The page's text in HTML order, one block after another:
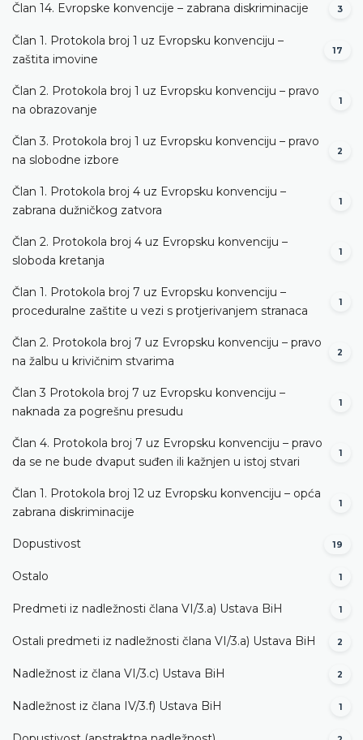
Član 14. Evropske konvencije – zabrana diskriminacije 3
Član 1. Protokola broj 1 uz Evropsku konvenciju –
zaštita imovine
17
Član 2. Protokola broj 1 uz Evropsku konvenciju – pravo
na obrazovanje
1
Član 3. Protokola broj 1 uz Evropsku konvenciju – pravo
na slobodne izbore
2
Član 1. Protokola broj 4 uz Evropsku konvenciju –
zabrana dužničkog zatvora
1
Član 2. Protokola broj 4 uz Evropsku konvenciju –
sloboda kretanja
1
Član 1. Protokola broj 7 uz Evropsku konvenciju –
proceduralne zaštite u vezi s protjerivanjem stranaca
1
Član 2. Protokola broj 7 uz Evropsku konvenciju – pravo
na žalbu u krivičnim stvarima
2
Član 3 Protokola broj 7 uz Evropsku konvenciju –
naknada za pogrešnu presudu
1
Član 4. Protokola broj 7 uz Evropsku konvenciju – pravo
da se ne bude dvaput suđen ili kažnjen u istoj stvari
1
Član 1. Protokola broj 12 uz Evropsku konvenciju – opća
zabrana diskriminacije
1
Dopustivost 19
Ostalo 1
Predmeti iz nadležnosti člana VI/3.а) Ustava BiH 1
Ostali predmeti iz nadležnosti člana VI/3.а) Ustava BiH 2
Nadležnost iz člana VI/3.c) Ustava BiH 2
Nadležnost iz člana IV/3.f) Ustava BiH 1